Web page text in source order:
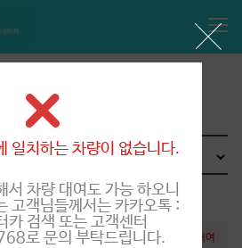
입국심사 등으로 1시간 이상 소요되오니,
대여
일치하는 차량이 없습니다.
서 차량 대여도 가능 하오니
고객님들께서는 카카오톡 :
카 검색 또는 고객센터
로 문의 부탁드립니다.